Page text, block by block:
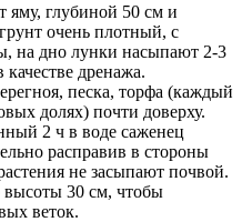
глубиной 50 см и
очень плотный, с
на дно лунки насыпают 2-3
дренажа.
песка, торфа (каждый
долях) почти доверху.
2 ч в воде саженец
расправив в стороны
не засыпают почвой.
30 см, чтобы
веток.